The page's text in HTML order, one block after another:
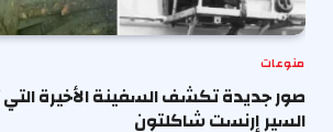
منوعات
صور جديدة تكشف السفينة الأخيرة
السير إرنست شاكلتون